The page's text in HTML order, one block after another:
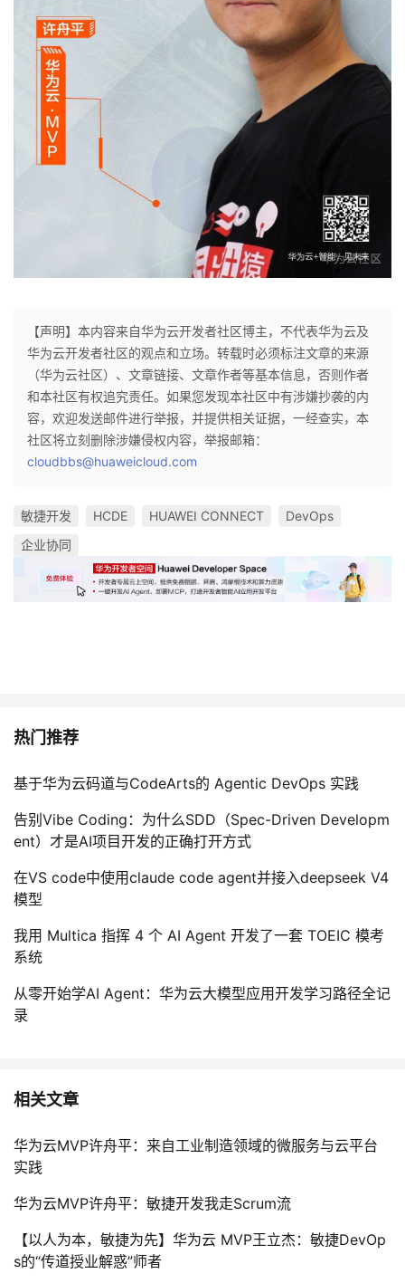
【声明】本内容来自华为云开发者社区博主，不代表华为云及
华为云开发者社区的观点和立场。转载时必须标注文章的来源
（华为云社区）、文章链接、文章作者等基本信息，否则作者
和本社区有权追究责任。如果您发现本社区中有涉嫌抄袭的内
容，欢迎发送邮件进行举报，并提供相关证据，一经查实，本
社区将立刻删除涉嫌侵权内容，举报邮箱：
cloudbbs@huaweicloud.com
敏捷开发 HCDE HUAWEI CONNECT
DevOps
企业协同
热门推荐
基于华为云码道与CodeArts的 Agentic DevOps 实践
告别Vibe Coding：为什么SDD（Spec-Driven Developm
ent）才是AI项目开发的正确打开方式
在VS code中使用claude code agent并接入deepseek V4
模型
我用 Multica 指挥 4 个 AI Agent 开发了一套 TOEIC 模考
系统
从零开始学AI Agent：华为云大模型应用开发学习路径全记
录
相关文章
华为云MVP许舟平：来自工业制造领域的微服务与云平台
实践
华为云MVP许舟平：敏捷开发我走Scrum流
【以人为本，敏捷为先】华为云 MVP王立杰：敏捷DevOp
s的“传道授业解惑”师者